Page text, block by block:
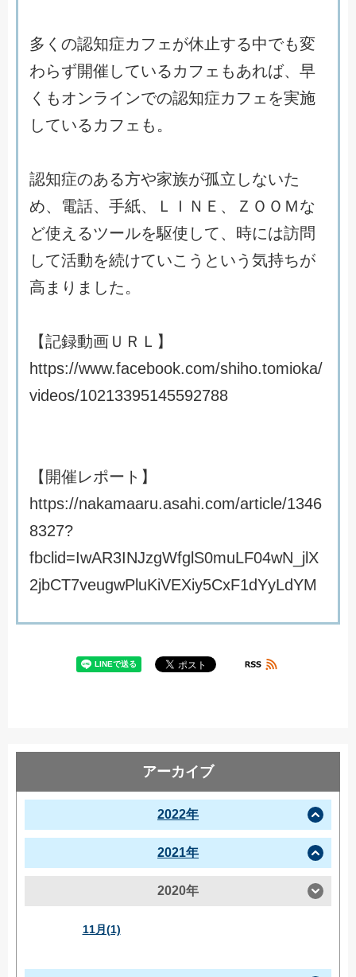
多 く の認知症カ フ ェ が休 止する中でも変
わらず開催 しているカ フ ェ もあれば、 早
く もオンラ イ ンでの認知症カ フ ェ を実施
しているカ フ ェ も 。
認知症のある方や家族が孤立 しないた
め、 電話、 手紙、 Ｌ Ｉ Ｎ Ｅ 、 Ｚ Ｏ Ｏ Ｍな
ど使え るツールを駆使 して、 時には訪問
して活動を続けていこ う と いう 気持ちが
高 ま り ま した。
【記録動画 Ｕ Ｒ Ｌ 】
https://www.facebook.com/shiho.tomioka/
videos/10213395145592788
【 開催レポー ト 】
https://nakamaaru.asahi.com/artice/1346
8327?
fbc id=IwAR3INJzgWfg S0muLF04wN j X
2jbCT7veugwP uKiVEXiy5CxF1dYyLdYM
アーカイブ
2022年
2021年
2020年
11月(1)